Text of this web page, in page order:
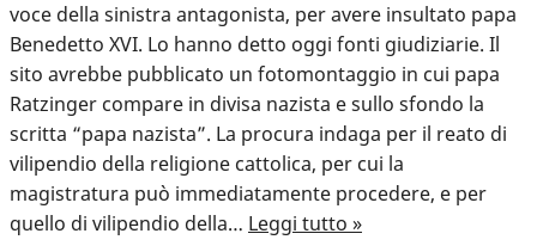
voce della sinistra antagonista, per avere insultato papa
Benedetto XVI. Lo hanno detto oggi fonti giudiziarie. Il
sito avrebbe pubblicato un fotomontaggio in cui papa
Ratzinger compare in divisa nazista e sullo sfondo la
scritta “papa nazista”. La procura indaga per il reato di
vilipendio della religione cattolica, per cui la
magistratura può immediatamente procedere, e per
quello di vilipendio della… Leggi tutto »